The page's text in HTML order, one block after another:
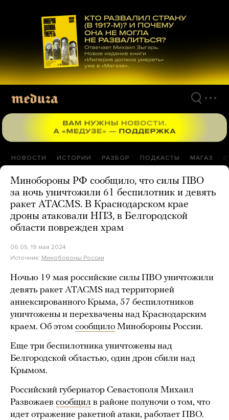
материалам
НОВОСТИ ИСТОРИИ РАЗБОР ПОДКАСТЫ МАГАЗ
Минобороны РФ сообщило, что силы ПВО
за ночь уничтожили 61 беспилотник и девять
ракет ATACMS. В Краснодарском крае
дроны атаковали НПЗ, в Белгородской
области поврежден храм
06:05, 19 мая 2024
Источник: Минобороны России
Ночью 19 мая российские силы ПВО уничтожили
девять ракет ATACMS над территорией
аннексированного Крыма, 57 беспилотников
уничтожены и перехвачены над Краснодарским
краем. Об этом сообщило Минобороны России.
Еще три беспилотника уничтожены над
Белгородской областью, один дрон сбили над
Крымом.
Российский губернатор Севастополя Михаил
Развожаев сообщил в районе полуночи о том, что
идет отражение ракетной атаки, работает ПВО.